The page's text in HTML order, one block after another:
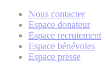
Nous contacter
Espace donateur
Espace recrutement
Espace bénévoles
Espace presse